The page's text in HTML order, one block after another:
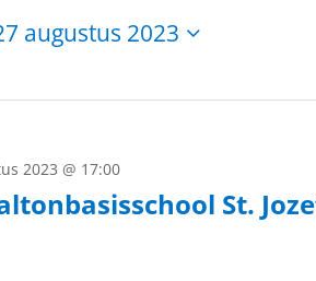
augustus 2023
2023 @ 17:00
St.